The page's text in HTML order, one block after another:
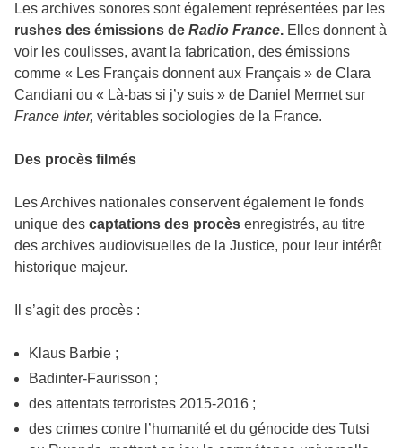
Les archives sonores sont également représentées par les
rushes des émissions de Radio France. Elles donnent à
voir les coulisses, avant la fabrication, des émissions
comme « Les Français donnent aux Français » de Clara
Candiani ou « Là-bas si j’y suis » de Daniel Mermet sur
France Inter, véritables sociologies de la France.
Des procès filmés
Les Archives nationales conservent également le fonds
unique des captations des procès enregistrés, au titre
des archives audiovisuelles de la Justice, pour leur intérêt
historique majeur.
Il s’agit des procès :
Klaus Barbie ;
Badinter-Faurisson ;
des attentats terroristes 2015-2016 ;
des crimes contre l’humanité et du génocide des Tutsi